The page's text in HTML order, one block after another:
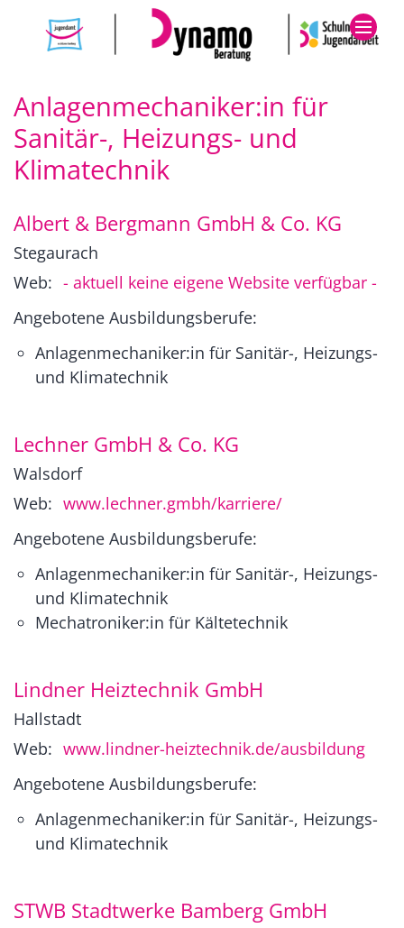
Zum Inhalt springen
Anlagenmechaniker:in für
Sanitär-, Heizungs- und
Klimatechnik
Albert & Bergmann GmbH & Co. KG
Stegaurach
Web: - aktuell keine eigene Website verfügbar -
Angebotene Ausbildungsberufe:
Anlagenmechaniker:in für Sanitär-, Heizungs-
und Klimatechnik
Lechner GmbH & Co. KG
Walsdorf
Web: www.lechner.gmbh/karriere/
Angebotene Ausbildungsberufe:
Anlagenmechaniker:in für Sanitär-, Heizungs-
und Klimatechnik
Mechatroniker:in für Kältetechnik
Lindner Heiztechnik GmbH
Hallstadt
Web: www.lindner-heiztechnik.de/ausbildung
Angebotene Ausbildungsberufe:
Anlagenmechaniker:in für Sanitär-, Heizungs-
und Klimatechnik
STWB Stadtwerke Bamberg GmbH